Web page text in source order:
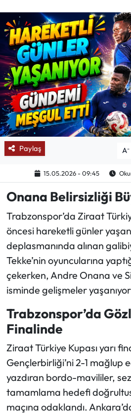
Paylaş A-
15.05.2026 - 09:45
Onana Belirsizliği
Trabzonspor’da Ziraat
öncesi hareketli günler
deplasmanında alınan
Tekke’nin oyuncularına
çekerken, Andre Onana ve
isminde gelişmeler yaşanıyor
Trabzonspor’da
Finalinde
Ziraat Türkiye Kupası yarı
Gençlerbirliği’ni 2-1 mağlup
yazdıran bordo-mavililer,
tamamlama hedefi
maçına odaklandı.
Manşet
Köşe Yazıları
Karikatür Galeri
BIK
ASTROLOJİ
Spor Yazıları
Ekonomi
Sağlık
Teknoloji